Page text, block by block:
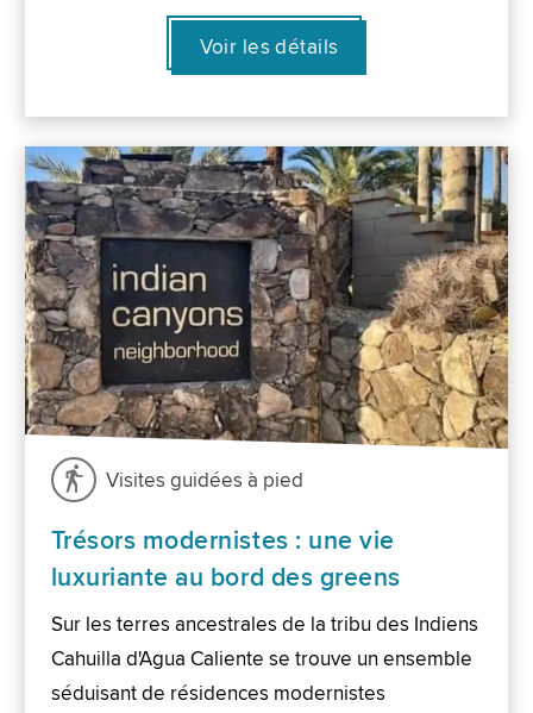
Voir les détails
Visites guidées à pied
Trésors modernistes : une vie
luxuriante au bord des greens
Sur les terres ancestrales de la tribu des Indiens
Cahuilla d'Agua Caliente se trouve un ensemble
séduisant de résidences modernistes